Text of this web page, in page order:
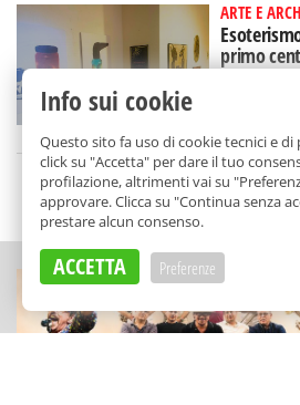
ARTE E
primo
Aleister
diRedazione
SCELTO DA
Info sui cookie
Questo sito fa uso di cookie tecnici e di
click su "Accetta" per dare il tuo
profilazione, altrimenti vai su
approvare. Clicca su "Continua senza
prestare alcun consenso.
ACCETTA Preferenze